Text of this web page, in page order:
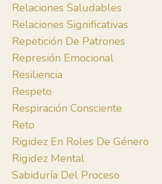
Relaciones Saludables
Relaciones Significativas
Repetición De Patrones
Represión Emocional
Resiliencia
Respeto
Respiración Consciente
Reto
Rigidez En Roles De Género
Rigidez Mental
Sabiduría Del Proceso